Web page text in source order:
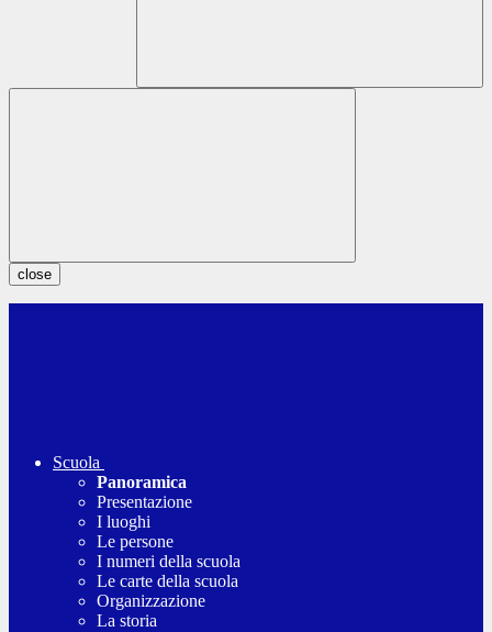
close
Scuola
Panoramica
Presentazione
I luoghi
Le persone
I numeri della scuola
Le carte della scuola
Organizzazione
La storia